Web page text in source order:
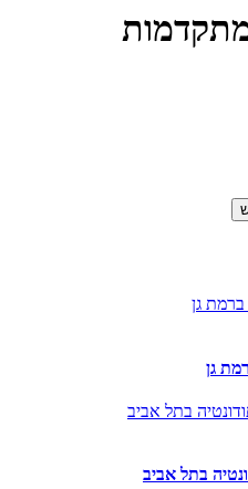
בתל אביב